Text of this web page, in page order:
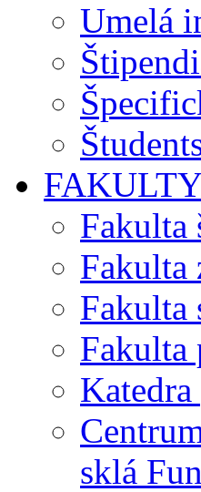
Umelá
Fakulta
Fakulta
Fakulta
Fakulta
sklá